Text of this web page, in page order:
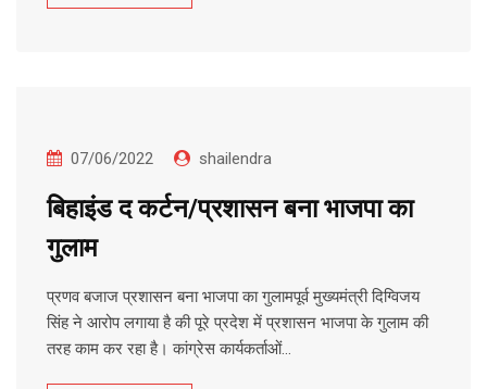
07/06/2022 shailendra
बिहाइंड द कर्टन/प्रशासन बना भाजपा का
गुलाम
प्रणव बजाज प्रशासन बना भाजपा का गुलामपूर्व मुख्यमंत्री दिग्विजय
सिंह ने आरोप लगाया है की पूरे प्रदेश में प्रशासन भाजपा के गुलाम की
तरह काम कर रहा है। कांग्रेस कार्यकर्ताओं…